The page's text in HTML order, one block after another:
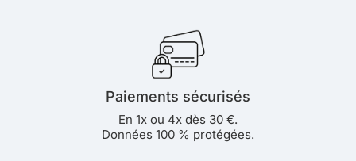
Paiements sécurisés
En 1x ou 4x dès 30 €.
Données 100 % protégées.